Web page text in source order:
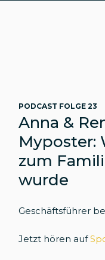
PODCAST FOLGE 23
Anna &
Myposter:
zum
wurde
Geschäftsführer
Jetzt hören auf